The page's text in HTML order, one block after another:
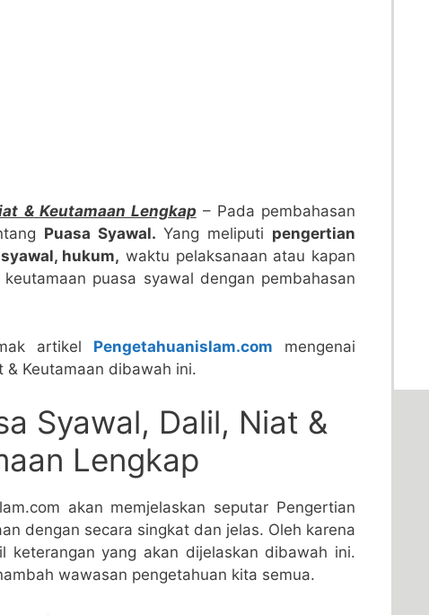
& Keutamaan Lengkap – Pada pembahasan
Puasa Syawal. Yang meliputi pengertian
hukum, waktu pelaksanaan atau kapan
puasa syawal dengan pembahasan
artikel Pengetahuanislam.com mengenai
& Keutamaan dibawah ini.
Syawal, Dalil, Niat &
Lengkap
akan memjelaskan seputar Pengertian
dengan secara singkat dan jelas. Oleh karena
yang akan dijelaskan dibawah ini.
wawasan pengetahuan kita semua.